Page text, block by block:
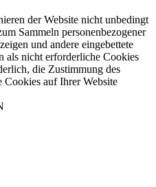
der Website nicht unbedingt
Sammeln personenbezogener
und andere eingebettete
als nicht erforderliche Cookies
die Zustimmung des
Cookies auf Ihrer Website